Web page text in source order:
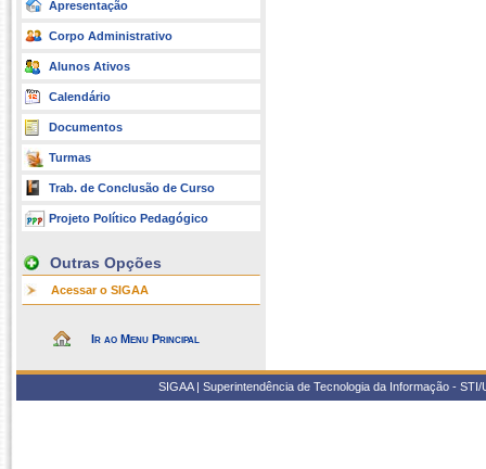
Apresentação
Corpo Administrativo
Alunos Ativos
Calendário
Documentos
Turmas
Trab. de Conclusão de Curso
Projeto Político Pedagógico
Outras Opções
Acessar o SIGAA
Ir ao Menu Principal
SIGAA | Superintendência de Tecnologia da Informação -